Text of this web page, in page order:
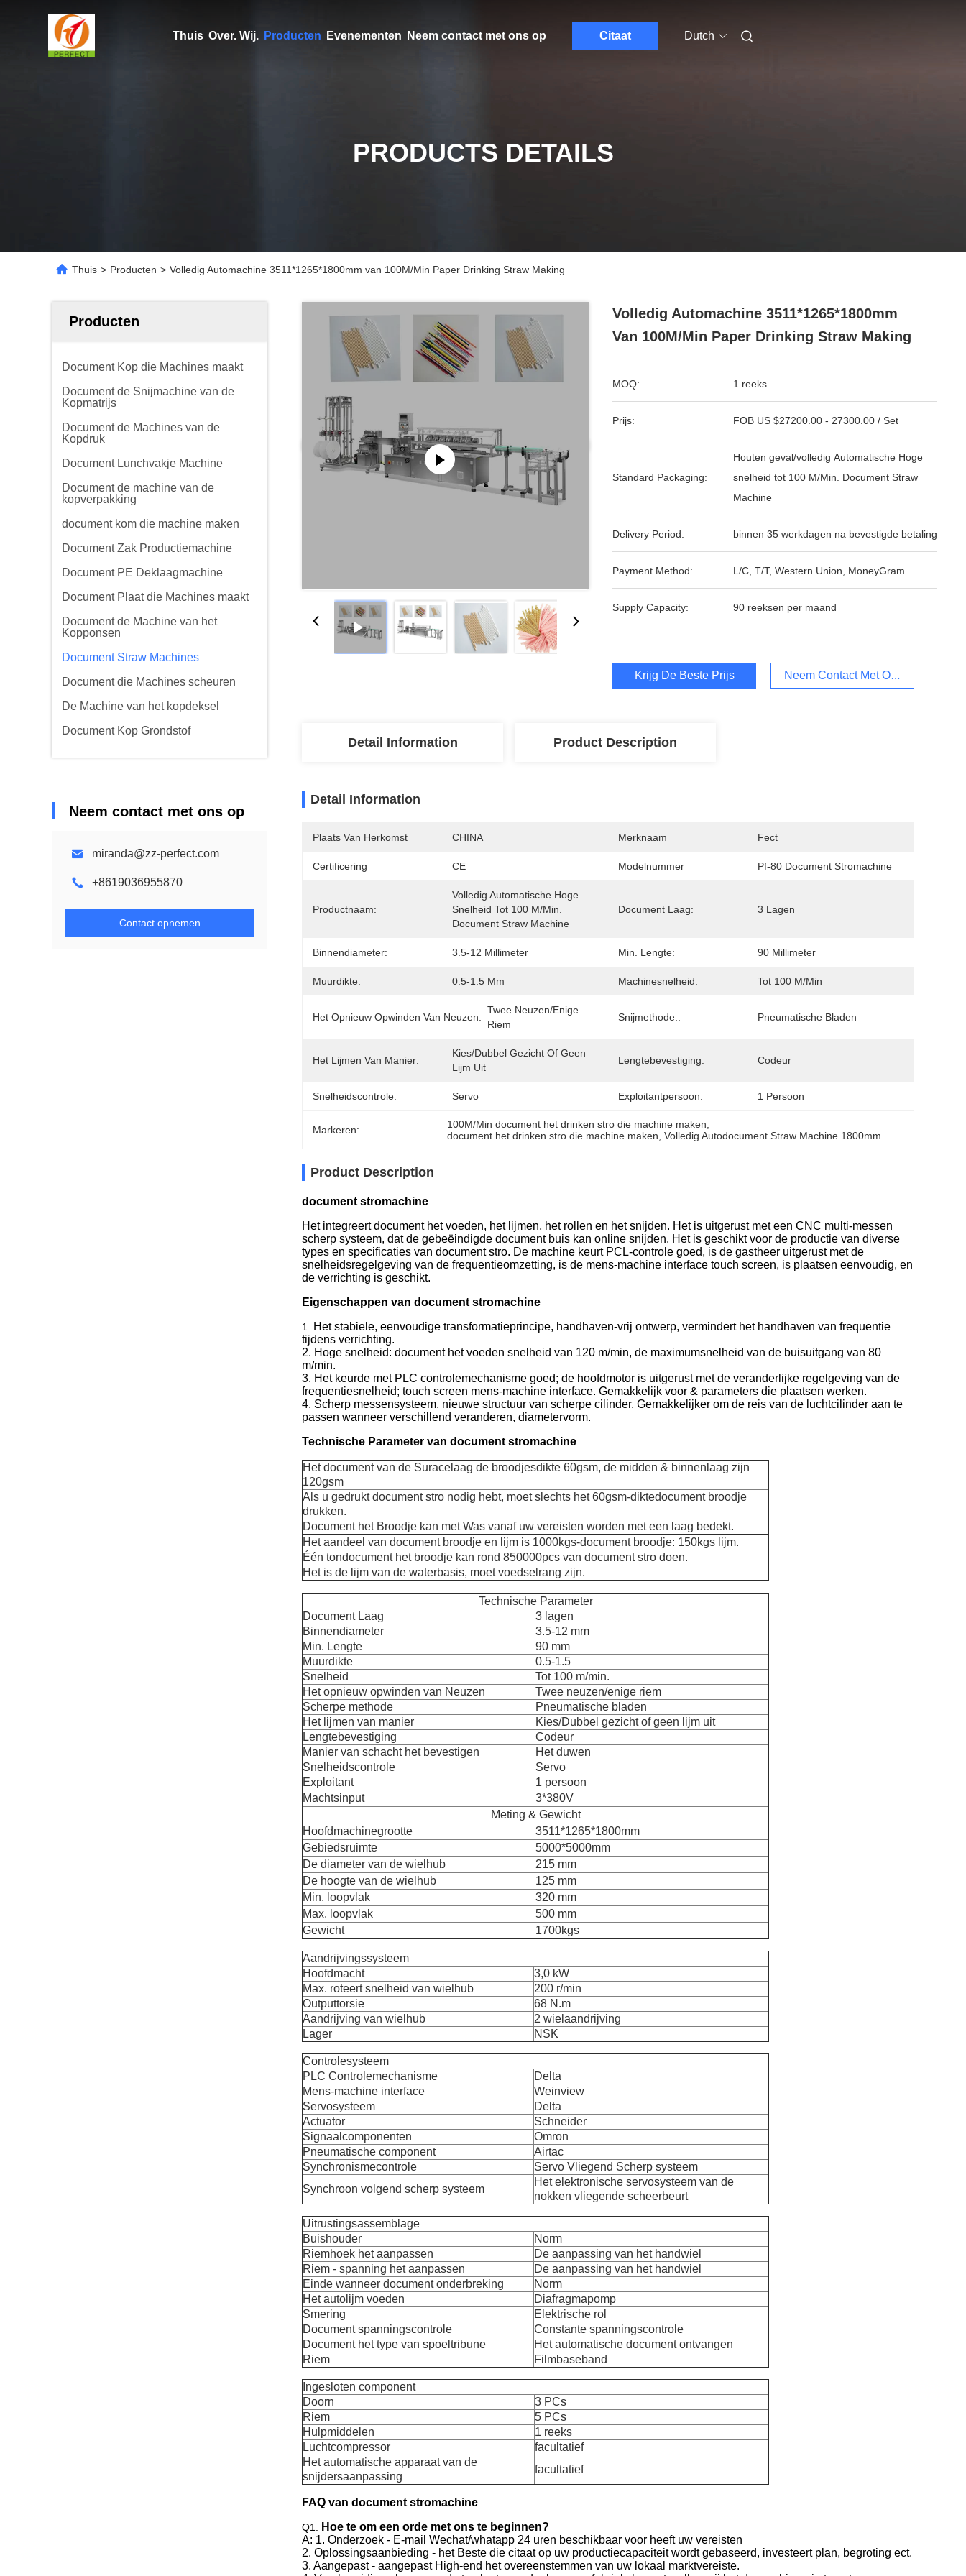
Thuis Over. Wij. Producten Evenementen Neem contact met ons op Citaat Dutch
PRODUCTS DETAILS
Thuis > Producten > Volledig Automachine 3511*1265*1800mm van 100M/Min Paper Drinking Straw Making
Producten
Document Kop die Machines maakt
Document de Snijmachine van de
Kopmatrijs
Document de Machines van de
Kopdruk
Document Lunchvakje Machine
Document de machine van de
kopverpakking
document kom die machine maken
Document Zak Productiemachine
Document PE Deklaagmachine
Document Plaat die Machines maakt
Document de Machine van het
Kopponsen
Document Straw Machines
Document die Machines scheuren
De Machine van het kopdeksel
Document Kop Grondstof
Neem contact met ons op
miranda@zz-perfect.com
+8619036955870
Contact opnemen
Volledig Automachine 3511*1265*1800mm
Van 100M/Min Paper Drinking Straw Making
MOQ: 1 reeks
Prijs: FOB US $27200.00 - 27300.00 / Set
Standard Packaging:
Houten geval/volledig Automatische Hoge
snelheid tot 100 M/Min. Document Straw
Machine
Delivery Period: binnen 35 werkdagen na bevestigde betaling
Payment Method: L/C, T/T, Western Union, MoneyGram
Supply Capacity: 90 reeksen per maand
Krijg De Beste Prijs Neem Contact Met Ons Op
Detail Information Product Description
Detail Information
Plaats Van Herkomst CHINA Merknaam Fect
Certificering CE Modelnummer Pf-80 Document Stromachine
Productnaam:
Volledig Automatische Hoge
Snelheid Tot 100 M/Min.
Document Straw Machine
Document Laag: 3 Lagen
Binnendiameter: 3.5-12 Millimeter Min. Lengte: 90 Millimeter
Muurdikte: 0.5-1.5 Mm Machinesnelheid: Tot 100 M/min
Het Opnieuw Opwinden Van Neuzen:
Twee Neuzen/enige
Riem
Snijmethode:: Pneumatische Bladen
Het Lijmen Van Manier:
Kies/Dubbel Gezicht Of Geen
Lijm Uit
Lengtebevestiging: Codeur
Snelheidscontrole: Servo Exploitantpersoon: 1 Persoon
Markeren: 100M/Min document het drinken stro die machine maken
document het drinken stro die machine maken , Volledig Autodocument Straw Machine 1800mm
Product Description
document stromachine
Het integreert document het voeden, het lijmen, het rollen en het snijden. Het is uitgerust met een CNC multi-messen
scherp systeem, dat de gebeëindigde document buis kan online snijden. Het is geschikt voor de productie van diverse
types en specificaties van document stro. De machine keurt PCL-controle goed, is de gastheer uitgerust met de
snelheidsregelgeving van de frequentieomzetting, is de mens-machine interface touch screen, is plaatsen eenvoudig, en
de verrichting is geschikt.
Eigenschappen van document stromachine
1.
Het stabiele, eenvoudige transformatieprincipe, handhaven-vrij ontwerp, vermindert het handhaven van frequentie
tijdens verrichting.
2. Hoge snelheid: document het voeden snelheid van 120 m/min, de maximumsnelheid van de buisuitgang van 80
m/min.
3. Het keurde met PLC controlemechanisme goed; de hoofdmotor is uitgerust met de veranderlijke regelgeving van de
frequentiesnelheid; touch screen mens-machine interface. Gemakkelijk voor & parameters die plaatsen werken.
4. Scherp messensysteem, nieuwe structuur van scherpe cilinder. Gemakkelijker om de reis van de luchtcilinder aan te
passen wanneer verschillend veranderen, diametervorm.
Technische Parameter van document stromachine
Het document van de Suracelaag de broodjesdikte 60gsm, de midden & binnenlaag zijn
120gsm
Als u gedrukt document stro nodig hebt, moet slechts het 60gsm-diktedocument broodje
drukken.
Document het Broodje kan met Was vanaf uw vereisten worden met een laag bedekt.
Het aandeel van document broodje en lijm is 1000kgs-document broodje: 150kgs lijm.
Één tondocument het broodje kan rond 850000pcs van document stro doen.
Het is de lijm van de waterbasis, moet voedselrang zijn.
Technische Parameter
Document Laag
3 lagen
Binnendiameter
3.5-12 mm
Min. Lengte
90 mm
Muurdikte
0.5-1.5
Snelheid
Tot 100 m/min.
Het opnieuw opwinden van Neuzen
Twee neuzen/enige riem
Scherpe methode
Pneumatische bladen
Het lijmen van manier
Kies/Dubbel gezicht of geen lijm uit
Lengtebevestiging
Codeur
Manier van schacht het bevestigen
Het duwen
Snelheidscontrole
Servo
Exploitant
1 persoon
Machtsinput
3*380V
Meting & Gewicht
Hoofdmachinegrootte
3511*1265*1800mm
Gebiedsruimte
5000*5000mm
De diameter van de wielhub
215 mm
De hoogte van de wielhub
125 mm
Min. loopvlak
320 mm
Max. loopvlak
500 mm
Gewicht
1700kgs
Aandrijvingssysteem
Hoofdmacht
3,0 kW
Max. roteert snelheid van wielhub
200 r/min
Outputtorsie
68 N.m
Aandrijving van wielhub
2 wielaandrijving
Lager
NSK
Controlesysteem
PLC Controlemechanisme
Delta
Mens-machine interface
Weinview
Servosysteem
Delta
Actuator
Schneider
Signaalcomponenten
Omron
Pneumatische component
Airtac
Synchronismecontrole
Servo Vliegend Scherp systeem
Synchroon volgend scherp systeem
Het elektronische servosysteem van de
nokken vliegende scheerbeurt
Uitrustingsassemblage
Buishouder
Norm
Riemhoek het aanpassen
De aanpassing van het handwiel
Riem - spanning het aanpassen
De aanpassing van het handwiel
Einde wanneer document onderbreking
Norm
Het autolijm voeden
Diafragmapomp
Smering
Elektrische rol
Document spanningscontrole
Constante spanningscontrole
Document het type van spoeltribune
Het automatische document ontvangen
Riem
Filmbaseband
Ingesloten component
Doorn
3 PCs
Riem
5 PCs
Hulpmiddelen
1 reeks
Luchtcompressor
facultatief
Het automatische apparaat van de
snijdersaanpassing
facultatief
FAQ van document stromachine
Q1.
Hoe te om een orde met ons te beginnen?
A: 1. Onderzoek - E-mail Wechat/whatapp 24 uren beschikbaar voor heeft uw vereisten
2. Oplossingsaanbieding - het Beste die citaat op uw productiecapaciteit wordt gebaseerd, investeert plan, begroting ect.
3. Aangepast - aangepast High-end het overeenstemmen van uw lokaal marktvereiste.